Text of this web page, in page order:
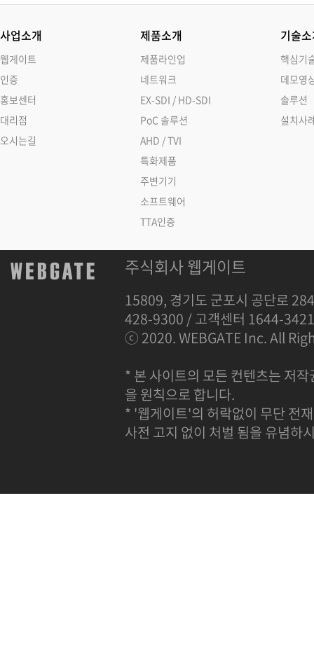
사업소개
웹게이트
인증
홍보센터
대리점
오시는길
제품소개
제품라인업
네트워크
EX-SDI / HD-SDI
PoC 솔루션
AHD / TVI
특화제품
주변기기
소프트웨어
TTA인증
기술
핵심기
데모영
솔루션
설치사
주식회사 웹게이트
15809, 경기도 군포시 공단로
428-9300 / 고객센터 1644-
ⓒ 2020. WEBGATE Inc. All
* 본 사이트의 모든 컨텐츠는 저
을 원칙으로 합니다.
* '웹게이트'의 허락없이 무단 전
사전 고지 없이 처벌 됨을 유념하